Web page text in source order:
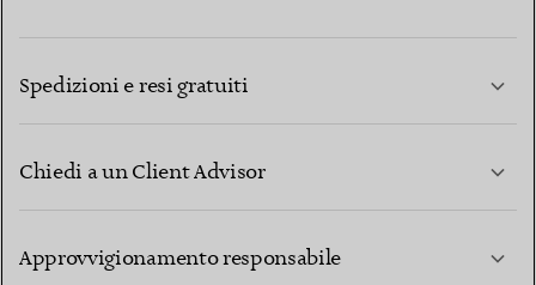
Spedizioni e resi gratuiti
Chiedi a un Client Advisor
Approvvigionamento responsabile